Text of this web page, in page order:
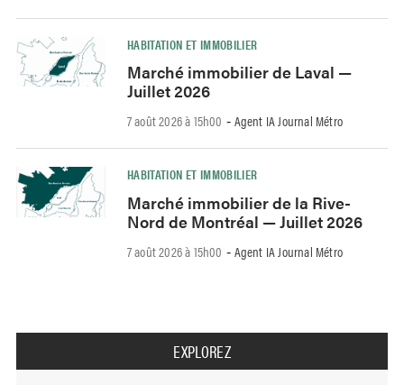
HABITATION ET IMMOBILIER
Marché immobilier de Laval —
Juillet 2026
7 août 2026 à 15h00 - Agent IA Journal Métro
HABITATION ET IMMOBILIER
Marché immobilier de la Rive-
Nord de Montréal — Juillet 2026
7 août 2026 à 15h00 - Agent IA Journal Métro
EXPLOREZ